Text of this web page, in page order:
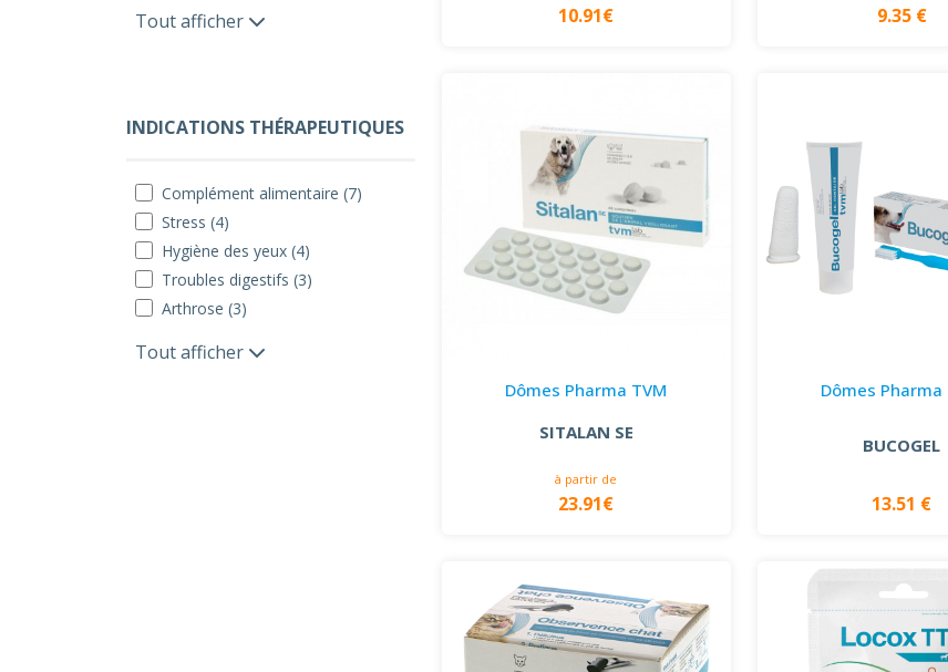
Tout afficher
INDICATIONS THÉRAPEUTIQUES
Complément alimentaire (7)
Stress (4)
Hygiène des yeux (4)
Troubles digestifs (3)
Arthrose (3)
Tout afficher
10.91€ 9.35 €
Dômes Pharma TVM
SITALAN SE
à partir de
23.91€
Dômes Pharma
BUCOGEL
13.51 €